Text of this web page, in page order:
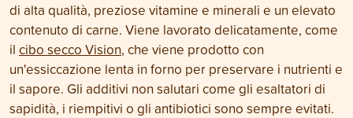
di alta qualità, preziose vitamine e minerali e un elevato
contenuto di carne. Viene lavorato delicatamente, come
il cibo secco Vision, che viene prodotto con
un'essiccazione lenta in forno per preservare i nutrienti e
il sapore. Gli additivi non salutari come gli esaltatori di
sapidità, i riempitivi o gli antibiotici sono sempre evitati.